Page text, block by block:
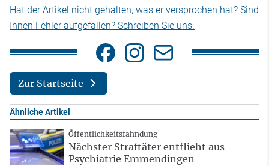
Hat der Artikel nicht gehalten, was er versprochen hat? Sind
Ihnen Fehler aufgefallen? Schreiben Sie uns.
Zur Startseite
Ähnliche Artikel
Öffentlichkeitsfahndung
Nächster Straftäter entflieht aus
Psychiatrie Emmendingen